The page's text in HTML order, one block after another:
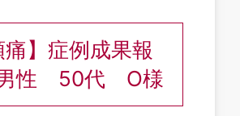
痛】症例成果報
性 50代 O様